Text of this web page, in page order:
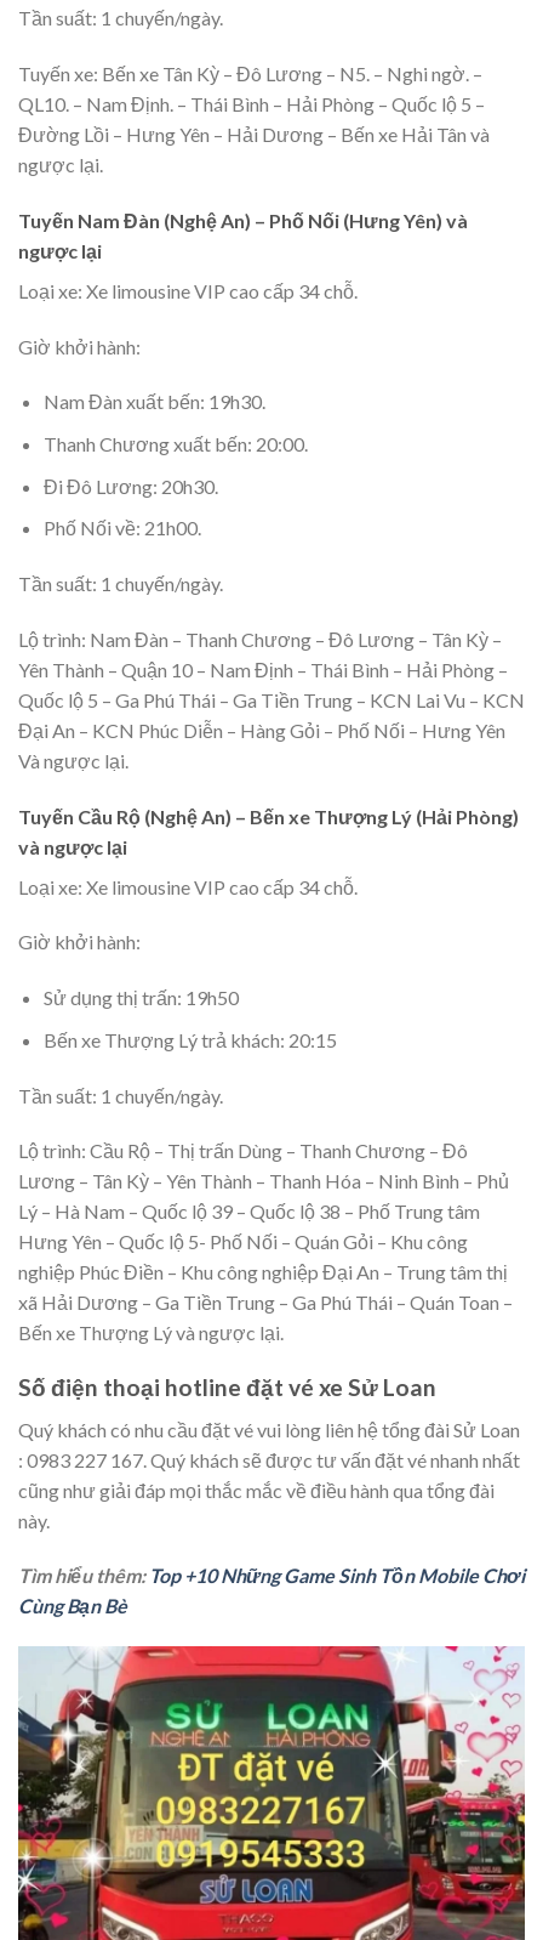
Tần suất: 1 chuyến/ngày.
Tuyến xe: Bến xe Tân Kỳ – Đô Lương – N5. – Nghi ngờ. –
QL10. – Nam Định. – Thái Bình – Hải Phòng – Quốc lộ 5 –
Đường Lồi – Hưng Yên – Hải Dương – Bến xe Hải Tân và
ngược lại.
Tuyến Nam Đàn (Nghệ An) – Phố Nối (Hưng Yên) và
ngược lại
Loại xe: Xe limousine VIP cao cấp 34 chỗ.
Giờ khởi hành:
Nam Đàn xuất bến: 19h30.
Thanh Chương xuất bến: 20:00.
Đi Đô Lương: 20h30.
Phố Nối về: 21h00.
Tần suất: 1 chuyến/ngày.
Lộ trình: Nam Đàn – Thanh Chương – Đô Lương – Tân Kỳ –
Yên Thành – Quận 10 – Nam Định – Thái Bình – Hải Phòng –
Quốc lộ 5 – Ga Phú Thái – Ga Tiền Trung – KCN Lai Vu – KCN
Đại An – KCN Phúc Diễn – Hàng Gỏi – Phố Nối – Hưng Yên
Và ngược lại.
Tuyến Cầu Rộ (Nghệ An) – Bến xe Thượng Lý (Hải Phòng)
và ngược lại
Loại xe: Xe limousine VIP cao cấp 34 chỗ.
Giờ khởi hành:
Sử dụng thị trấn: 19h50
Bến xe Thượng Lý trả khách: 20:15
Tần suất: 1 chuyến/ngày.
Lộ trình: Cầu Rộ – Thị trấn Dùng – Thanh Chương – Đô
Lương – Tân Kỳ – Yên Thành – Thanh Hóa – Ninh Bình – Phủ
Lý – Hà Nam – Quốc lộ 39 – Quốc lộ 38 – Phố Trung tâm
Hưng Yên – Quốc lộ 5- Phố Nối – Quán Gỏi – Khu công
nghiệp Phúc Điền – Khu công nghiệp Đại An – Trung tâm thị
xã Hải Dương – Ga Tiền Trung – Ga Phú Thái – Quán Toan –
Bến xe Thượng Lý và ngược lại.
Số điện thoại hotline đặt vé xe Sử Loan
Quý khách có nhu cầu đặt vé vui lòng liên hệ tổng đài Sử Loan
: 0983 227 167. Quý khách sẽ được tư vấn đặt vé nhanh nhất
cũng như giải đáp mọi thắc mắc về điều hành qua tổng đài
này.
Tìm hiểu thêm: Top +10 Những Game Sinh Tồn Mobile Chơi
Cùng Bạn Bè